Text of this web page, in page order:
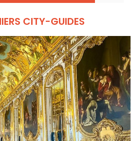
CITY-GUIDES